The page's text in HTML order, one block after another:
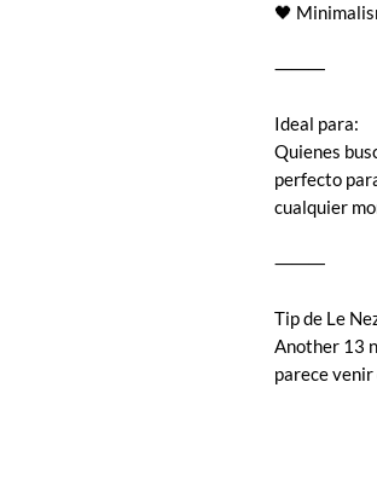
🖤
⸻
Ideal para:
Quienes
perfecto
cualquier
⸻
Tip de Le
Another 13
parece